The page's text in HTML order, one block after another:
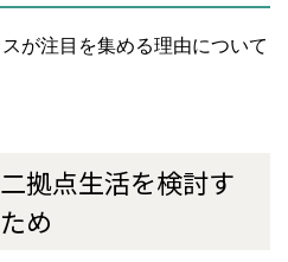
が注目を集める理由について
拠点生活を検討す
め